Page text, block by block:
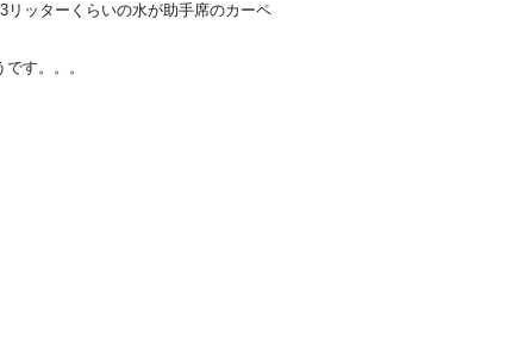
ッターくらいの水が助手席のカーペ
す。。。